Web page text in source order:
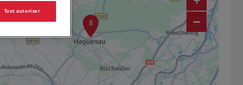
8 −
Tout autoriser